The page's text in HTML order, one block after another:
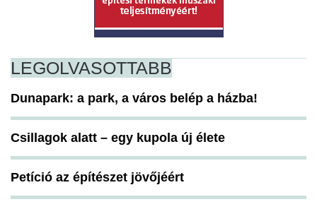
LEGOLVASOTTABB
Dunapark: a park, a város belép a házba!
Csillagok alatt – egy kupola új élete
Petíció az építészet jövőjéért